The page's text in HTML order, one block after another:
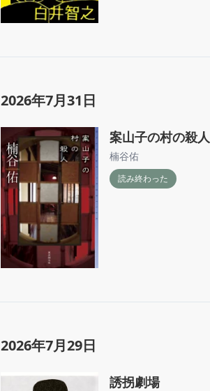
2026年7月31日
案山子の村の殺人
楠谷佑
読み終わった
2026年7月29日
誘拐劇場